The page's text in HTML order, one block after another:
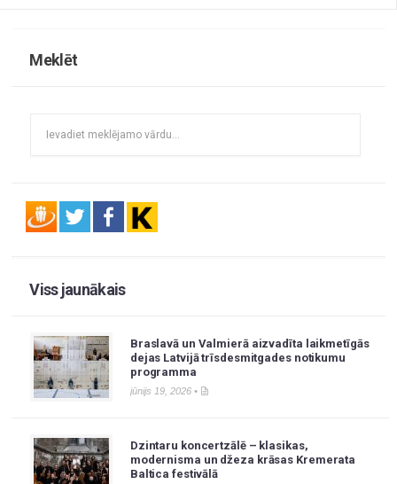
Meklēt
Viss jaunākais
Braslavā un Valmierā aizvadīta laikmetīgās
dejas Latvijā trīsdesmitgades notikumu
programma
jūnijs 19, 2026 •
Dzintaru koncertzālē – klasikas,
modernisma un džeza krāsas Kremerata
Baltica festivālā